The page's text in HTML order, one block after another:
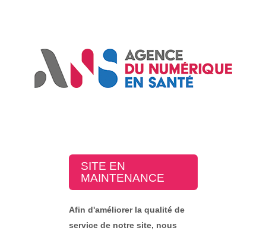
SITE EN
MAINTENANCE
Afin d'améliorer la qualité de
service de notre site, nous